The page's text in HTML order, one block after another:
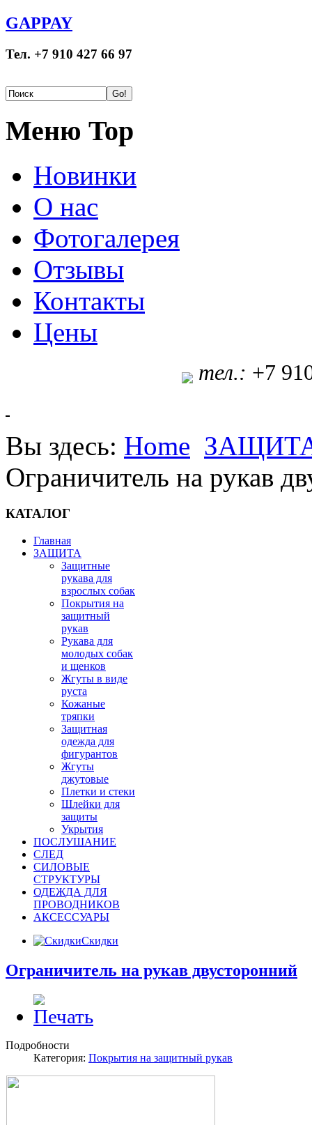
GAPPAY
Тел. +7 910 427 66 97
Меню Top
Новинки
О нас
Фотогалерея
Отзывы
Контакты
Цены
тел.: +7
Вы здесь: Home
Ограничитель на рукав
КАТАЛОГ
Главная
ЗАЩИТА
Защитные
рукава для
взрослых собак
Покрытия на
защитный
рукав
Рукава для
молодых собак
и щенков
Жгуты в виде
руста
Кожаные
тряпки
Защитная
одежда для
фигурантов
Жгуты
джутовые
Плетки и стеки
Шлейки для
защиты
Укрытия
ПОСЛУШАНИЕ
СЛЕД
СИЛОВЫЕ
СТРУКТУРЫ
ОДЕЖДА ДЛЯ
ПРОВОДНИКОВ
АКСЕССУАРЫ
Скидки
Ограничитель на рукав двусторонний
Подробности
Категория: Покрытия на защитный рукав